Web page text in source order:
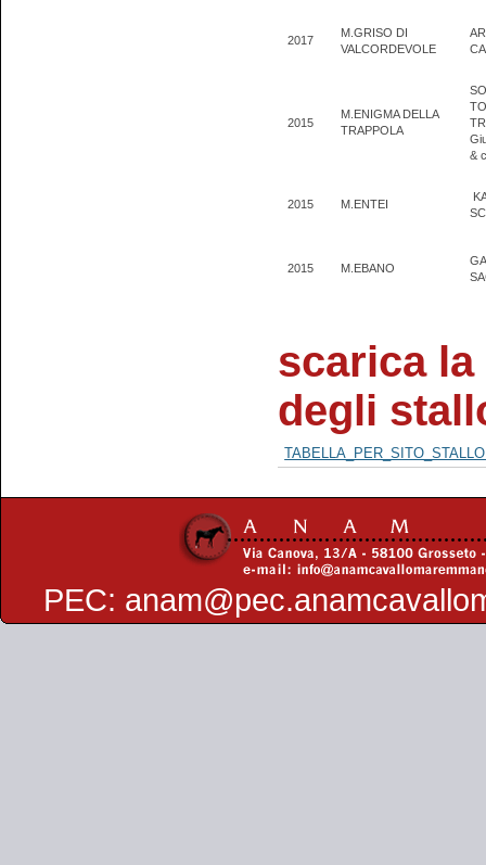
2017
M.GRISO DI
VALCORDEVOLE
2015
M.ENIGMA DELLA
TRAPPOLA
&
2015 M.ENTEI
2015 M.EBANO
scarica
degli
PEC: